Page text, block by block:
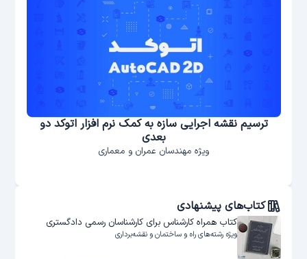
ترسیم نقشه اجرایی سازه به کمک نرم افزار اتوکد دو
بعدی
ویژه مهندسان عمران و معماری
کتاب‌های پیشنهادی
کتاب همراه کارشناس برای کارشناسان رسمی دادگستری
ویژه رشته‌های راه و ساختمان و نقشه‌برداری